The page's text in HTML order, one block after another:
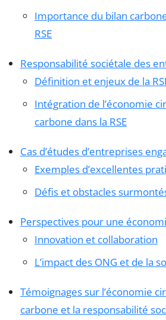
Importance du bilan
RSE
Responsabilité sociétale des
Définition et enjeux de la
Intégration de l’économie
carbone dans la RSE
Cas d’études d’entreprises
Exemples d’excellentes
Défis et obstacles
Perspectives pour une
Innovation et collaboration
L’impact des ONG et de la
Témoignages sur l’économie
carbone et la responsabilité